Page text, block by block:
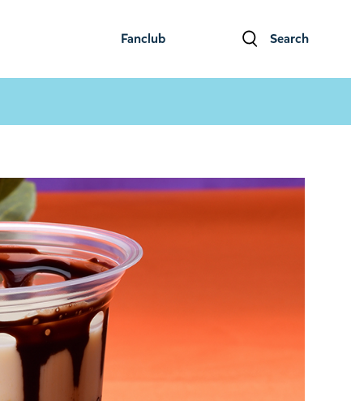
Fanclub Search